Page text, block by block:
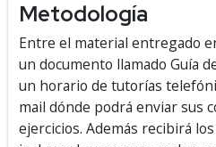
Metodología
Entre el material entregado
un documento llamado Guía
un horario de tutorías
mail dónde podrá enviar sus
ejercicios. Además recibirá